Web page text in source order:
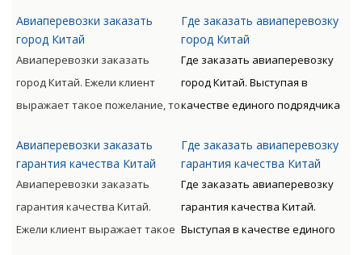
получателю.
ценности могут
сопровождаться от
непосредственного
отправителя к
непосредственному
получателю.
Авиаперевозки заказать
город Китай
Авиаперевозки заказать
город Китай. Ежели клиент
выражает такое пожелание, то
ценности могут
сопровождаться от
непосредственного
отправителя к
непосредственному
Авиаперевозки заказать
гарантия качества Китай
Авиаперевозки заказать
гарантия качества Китай.
Ежели клиент выражает такое
миру с следующим
таможенным оформлением
предлагает Клиенту
оптимизацию денежных и
временных расходов.
Где заказать авиаперевозку
город Китай
Где заказать авиаперевозку
город Китай. Выступая в
качестве единого подрядчика
всему миру с следующим
таможенным оформлением
предлагает Клиенту
оптимизацию денежных и
временных расходов.
Где заказать авиаперевозку
гарантия качества Китай
Где заказать авиаперевозку
гарантия качества Китай.
Выступая в качестве единого